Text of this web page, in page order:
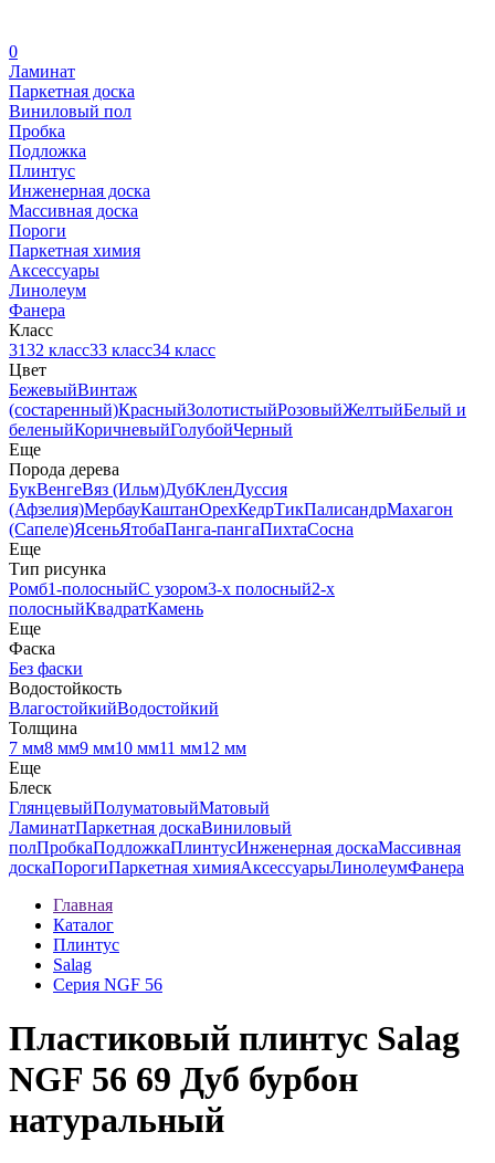
0
Ламинат
Паркетная доска
Виниловый пол
Пробка
Подложка
Плинтус
Инженерная доска
Массивная доска
Пороги
Паркетная химия
Аксессуары
Линолеум
Фанера
Класс
3132 класс33 класс34 класс
Цвет
БежевыйВинтаж
(состаренный)КрасныйЗолотистыйРозовыйЖелтыйБелый и
беленыйКоричневыйГолубойЧерный
Еще
Порода дерева
БукВенгеВяз (Ильм)ДубКленДуссия
(Афзелия)МербауКаштанОрехКедрТикПалисандрМахагон
(Сапеле)ЯсеньЯтобаПанга-пангаПихтаСосна
Еще
Тип рисунка
Ромб1-полосныйС узором3-х полосный2-х
полосныйКвадратКамень
Еще
Фаска
Без фаски
Водостойкость
ВлагостойкийВодостойкий
Толщина
7 мм8 мм9 мм10 мм11 мм12 мм
Еще
Блеск
ГлянцевыйПолуматовыйМатовый
ЛаминатПаркетная доскаВиниловый
полПробкаПодложкаПлинтусИнженерная доскаМассивная
доскаПорогиПаркетная химияАксессуарыЛинолеумФанера
Главная
Каталог
Плинтус
Salag
Серия NGF 56
Пластиковый плинтус Salag
NGF 56 69 Дуб бурбон
натуральный